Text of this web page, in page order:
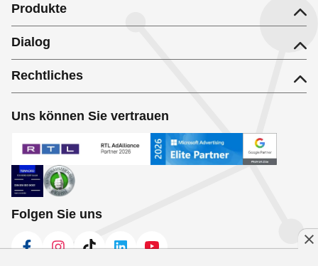
Produkte
Dialog
Rechtliches
Uns können Sie vertrauen
Folgen Sie uns